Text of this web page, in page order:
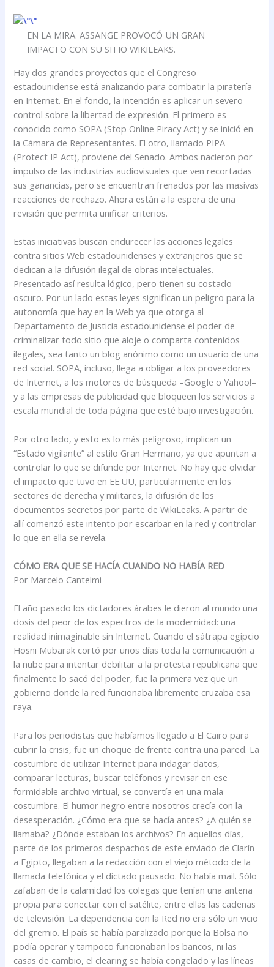
EN LA MIRA. ASSANGE PROVOCÓ UN GRAN
IMPACTO CON SU SITIO WIKILEAKS.
Hay dos grandes proyectos que el Congreso
estadounidense está analizando para combatir la piratería
en Internet. En el fondo, la intención es aplicar un severo
control sobre la libertad de expresión. El primero es
conocido como SOPA (Stop Online Piracy Act) y se inició en
la Cámara de Representantes. El otro, llamado PIPA
(Protect IP Act), proviene del Senado. Ambos nacieron por
impulso de las industrias audiovisuales que ven recortadas
sus ganancias, pero se encuentran frenados por las masivas
reacciones de rechazo. Ahora están a la espera de una
revisión que permita unificar criterios.
Estas iniciativas buscan endurecer las acciones legales
contra sitios Web estadounidenses y extranjeros que se
dedican a la difusión ilegal de obras intelectuales.
Presentado así resulta lógico, pero tienen su costado
oscuro. Por un lado estas leyes significan un peligro para la
autonomía que hay en la Web ya que otorga al
Departamento de Justicia estadounidense el poder de
criminalizar todo sitio que aloje o comparta contenidos
ilegales, sea tanto un blog anónimo como un usuario de una
red social. SOPA, incluso, llega a obligar a los proveedores
de Internet, a los motores de búsqueda –Google o Yahoo!–
y a las empresas de publicidad que bloqueen los servicios a
escala mundial de toda página que esté bajo investigación.
Por otro lado, y esto es lo más peligroso, implican un
“Estado vigilante” al estilo Gran Hermano, ya que apuntan a
controlar lo que se difunde por Internet. No hay que olvidar
el impacto que tuvo en EE.UU, particularmente en los
sectores de derecha y militares, la difusión de los
documentos secretos por parte de WikiLeaks. A partir de
allí comenzó este intento por escarbar en la red y controlar
lo que en ella se revela.
CÓMO ERA QUE SE HACÍA CUANDO NO HABÍA RED
Por Marcelo Cantelmi
El año pasado los dictadores árabes le dieron al mundo una
dosis del peor de los espectros de la modernidad: una
realidad inimaginable sin Internet. Cuando el sátrapa egipcio
Hosni Mubarak cortó por unos días toda la comunicación a
la nube para intentar debilitar a la protesta republicana que
finalmente lo sacó del poder, fue la primera vez que un
gobierno donde la red funcionaba libremente cruzaba esa
raya.
Para los periodistas que habíamos llegado a El Cairo para
cubrir la crisis, fue un choque de frente contra una pared. La
costumbre de utilizar Internet para indagar datos,
comparar lecturas, buscar teléfonos y revisar en ese
formidable archivo virtual, se convertía en una mala
costumbre. El humor negro entre nosotros crecía con la
desesperación. ¿Cómo era que se hacía antes? ¿A quién se
llamaba? ¿Dónde estaban los archivos? En aquellos días,
parte de los primeros despachos de este enviado de Clarín
a Egipto, llegaban a la redacción con el viejo método de la
llamada telefónica y el dictado pausado. No había mail. Sólo
zafaban de la calamidad los colegas que tenían una antena
propia para conectar con el satélite, entre ellas las cadenas
de televisión. La dependencia con la Red no era sólo un vicio
del gremio. El país se había paralizado porque la Bolsa no
podía operar y tampoco funcionaban los bancos, ni las
casas de cambio, el clearing se había congelado y las líneas